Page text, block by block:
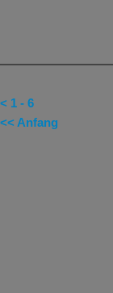
< 1 - 6
<< Anfang